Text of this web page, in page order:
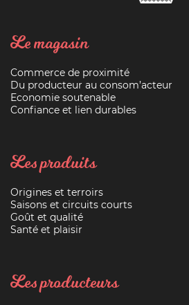
Le magasin
Commerce de proximité
Du producteur au consom’acteur
Economie soutenable
Confiance et lien durables
Les produits
Origines et terroirs
Saisons et circuits courts
Goût et qualité
Santé et plaisir
Les producteurs